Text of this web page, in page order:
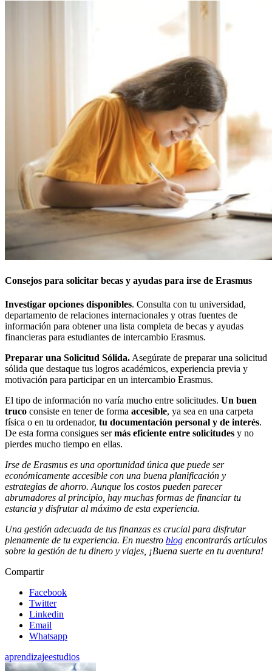
Consejos para solicitar becas y ayudas para irse de Erasmus
Investigar opciones disponibles. Consulta con tu universidad,
departamento de relaciones internacionales y otras fuentes de
información para obtener una lista completa de becas y ayudas
financieras para estudiantes de intercambio Erasmus.
Preparar una Solicitud Sólida. Asegúrate de preparar una solicitud
sólida que destaque tus logros académicos, experiencia previa y
motivación para participar en un intercambio Erasmus.
El tipo de información no varía mucho entre solicitudes. Un buen
truco consiste en tener de forma accesible, ya sea en una carpeta
física o en tu ordenador, tu documentación personal y de interés.
De esta forma consigues sermás eficiente entre solicitudes y no
pierdes mucho tiempo en ellas.
Irse de Erasmus es una oportunidad única que puede ser
económicamente accesible con una buena planificación y
estrategias de ahorro. Aunque los costos pueden parecer
abrumadores al principio, hay muchas formas de financiar tu
estancia y disfrutar al máximo de esta experiencia.
Una gestión adecuada de tus finanzas es crucial para disfrutar
plenamente de tu experiencia. En nuestro blog encontrarás artículos
sobre la gestión de tu dinero y viajes, ¡Buena suerte en tu aventura!
Compartir
Facebook
Twitter
Linkedin
Email
Whatsapp
aprendizajeestudios